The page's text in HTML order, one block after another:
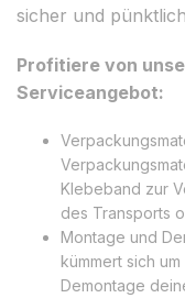
sicher und
Profitiere von
Serviceangebot:
Klebeband zur
des Transports
Montage und
kümmert sich
Demontage